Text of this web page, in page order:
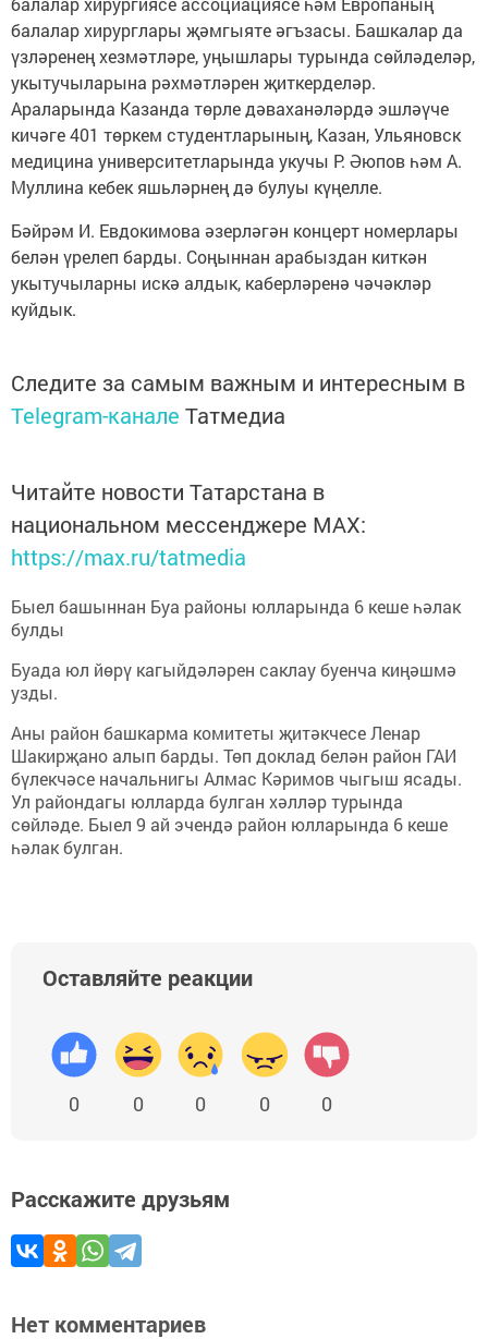
балалар хирурглары җәмгыяте әгъзасы. Башкалар да
үзләренең хезмәтләре, уңышлары турында сөйләделәр,
укытучыларына рәхмәтләрен җиткерделәр.
Араларында Казанда төрле дәваханәләрдә эшләүче
кичәге 401 төркем студентларының, Казан, Ульяновск
медицина университетларында укучы Р. Әюпов һәм А.
Муллина кебек яшьләрнең дә булуы күңелле.
Бәйрәм И. Евдокимова әзерләгән концерт номерлары
белән үрелеп барды. Соңыннан арабыздан киткән
укытучыларны искә алдык, каберләренә чәчәкләр
куйдык.
Следите за самым важным и интересным в
Telegram-канале Татмедиа
Читайте новости Татарстана в
национальном мессенджере MАХ:
https://max.ru/tatmedia
Быел башыннан Буа районы юлларында 6 кеше һәлак
булды
Буада юл йөрү кагыйдәләрен саклау буенча киңәшмә
узды.
Аны район башкарма комитеты җитәкчесе Ленар
Шакирҗано алып барды. Төп доклад белән район ГАИ
бүлекчәсе начальнигы Алмас Кәримов чыгыш ясады.
Ул райондагы юлларда булган хәлләр турында
сөйләде. Быел 9 ай эчендә район юлларында 6 кеше
һәлак булган.
Оставляйте реакции
0 0 0 0 0
Расскажите друзьям
Нет комментариев